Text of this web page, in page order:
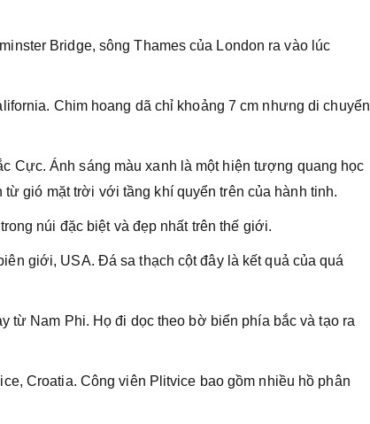
Bridge, sông Thames của London ra vào lúc
Chim hoang dã chỉ khoảng 7 cm nhưng di chuyển
Cực. Ánh sáng màu xanh là một hiện tượng quang học
gió mặt trời với tầng khí quyển trên của hành tinh.
núi đặc biệt và đẹp nhất trên thế giới.
giới, USA. Đá sa thạch cột đây là kết quả của quá
từ Nam Phi. Họ đi dọc theo bờ biển phía bắc và tạo ra
Croatia. Công viên Plitvice bao gồm nhiều hồ phân